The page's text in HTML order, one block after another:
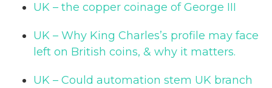
UK – the copper coinage of George III
UK – Why King Charles’s profile may face
left on British coins, & why it matters.
UK – Could automation stem UK branch